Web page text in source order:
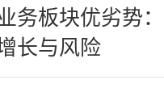
务板块优劣势
长与风险